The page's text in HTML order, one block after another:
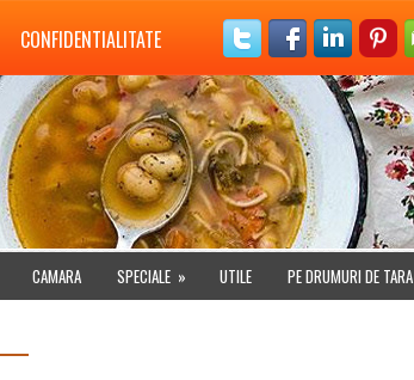
CONFIDENTIALITATE
CAMARA SPECIALE » UTILE PE DRUMURI DE TARA